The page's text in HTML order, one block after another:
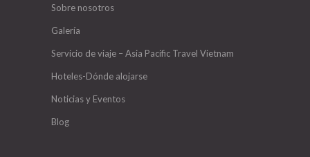
Sobre nosotros
Galería
Servicio de viaje – Asia Pacific Travel Vietnam
Hoteles-Dónde alojarse
Noticias y Eventos
Blog